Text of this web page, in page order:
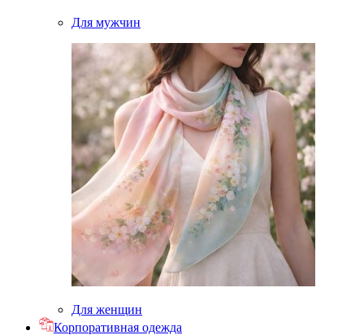
Для мужчин
Для женщин
Корпоративная одежда